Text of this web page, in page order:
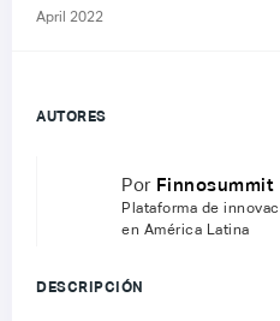
April 2022
AUTORES
Por Finnosummit
Plataforma de
en América Latina
DESCRIPCIÓN